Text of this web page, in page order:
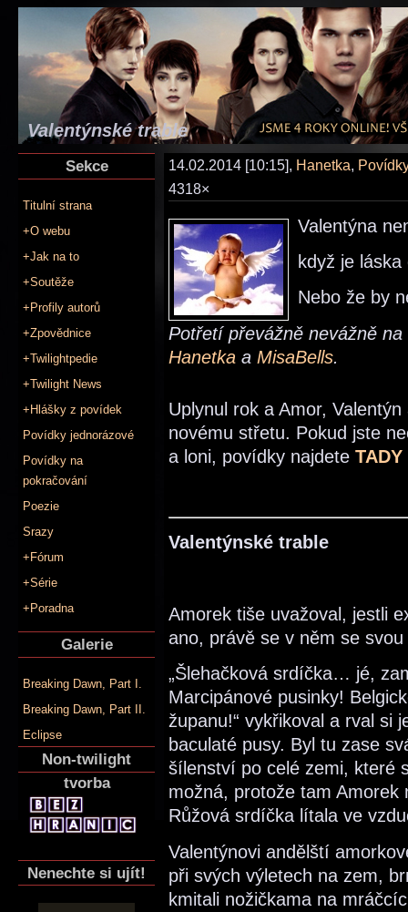
Valentýnské trable
Sekce
Titulní strana
+O webu
+Jak na to
+Soutěže
+Profily autorů
+Zpovědnice
+Twilightpedie
+Twilight News
+Hlášky z povídek
Povídky jednorázové
Povídky na
pokračování
Poezie
Srazy
+Fórum
+Série
+Poradna
Galerie
Breaking Dawn, Part I.
Breaking Dawn, Part II.
Eclipse
Non-twilight
tvorba
Nenechte si ujít!
14.02.2014 [10:15], Hanetka,
4318×
Valentýna
když je
Nebo že by
Potřetí převážně nevážně
Hanetka a MisaBells.
Uplynul rok a Amor,
novému střetu. Pokud jste
a loni, povídky najdete TADY
Valentýnské trable
Amorek tiše uvažoval, jestli
ano, právě se v něm se
„Šlehačková srdíčka… jé,
Marcipánové pusinky!
županu!“ vykřikoval a rval si
baculaté pusy. Byl tu zase
šílenství po celé zemi, které
možná, protože tam Amorek
Růžová srdíčka lítala ve
Valentýnovi andělští
při svých výletech na zem,
kmitali nožičkama na